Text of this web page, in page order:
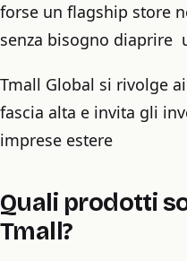
forse un flagship store
senza bisogno diaprire
Tmall Global si rivolge
fascia alta e invita gli
imprese estere
Quali prodotti
Tmall?